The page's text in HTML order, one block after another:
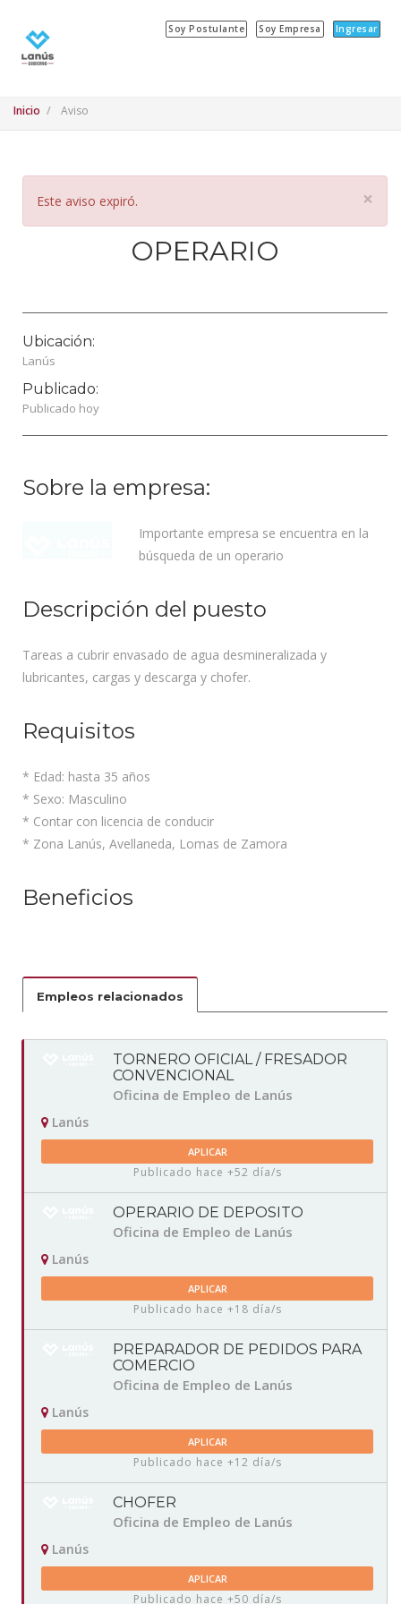
Soy Postulante Soy Empresa Ingresar
Inicio Aviso
×
Este aviso expiró.
OPERARIO
Ubicación:
Lanús
Publicado:
Publicado hoy
Sobre la empresa:
Importante empresa se encuentra en la
búsqueda de un operario
Descripción del puesto
Tareas a cubrir envasado de agua desmineralizada y
lubricantes, cargas y descarga y chofer.
Requisitos
* Edad: hasta 35 años
* Sexo: Masculino
* Contar con licencia de conducir
* Zona Lanús, Avellaneda, Lomas de Zamora
Beneficios
Empleos relacionados
TORNERO OFICIAL / FRESADOR
CONVENCIONAL
Oficina de Empleo de Lanús
Lanús
APLICAR
Publicado hace +52 día/s
OPERARIO DE DEPOSITO
Oficina de Empleo de Lanús
Lanús
APLICAR
Publicado hace +18 día/s
PREPARADOR DE PEDIDOS PARA
COMERCIO
Oficina de Empleo de Lanús
Lanús
APLICAR
Publicado hace +12 día/s
CHOFER
Oficina de Empleo de Lanús
Lanús
APLICAR
Publicado hace +50 día/s